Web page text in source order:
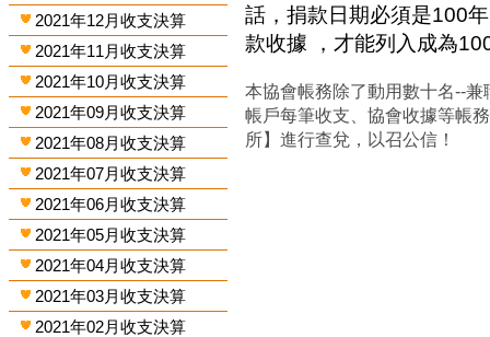
2021年12月收支決算
2021年11月收支決算
2021年10月收支決算
2021年09月收支決算
2021年08月收支決算
2021年07月收支決算
2021年06月收支決算
2021年05月收支決算
2021年04月收支決算
2021年03月收支決算
2021年02月收支決算
話，捐款日期必須是100
款收據 ，才能列入成為
本協會帳務除了動用數十名--
帳戶每筆收支、協會收據等帳
所】進行查兌，以召公信！